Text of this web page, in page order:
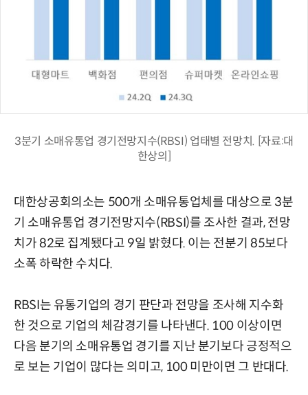
3분기 소매유통업 경기전망지수(RBSI) 업태별 전망치. [자료:대
한상의]
대한상공회의소는 500개 소매유통업체를 대상으로 3분
기 소매유통업 경기전망지수(RBSI)를 조사한 결과, 전망
치가 82로 집계됐다고 9일 밝혔다. 이는 전분기 85보다
소폭 하락한 수치다.
RBSI는 유통기업의 경기 판단과 전망을 조사해 지수화
한 것으로 기업의 체감경기를 나타낸다. 100 이상이면
다음 분기의 소매유통업 경기를 지난 분기보다 긍정적으
로 보는 기업이 많다는 의미고, 100 미만이면 그 반대다.